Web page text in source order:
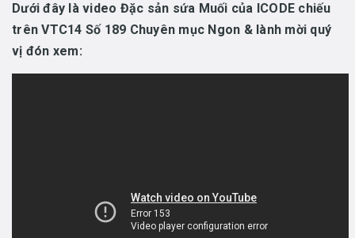
Dưới đây là video Đặc sản sứa Muối của ICODE chiếu
trên VTC14 Số 189 Chuyên mục Ngon & lành mời quý
vị đón xem: